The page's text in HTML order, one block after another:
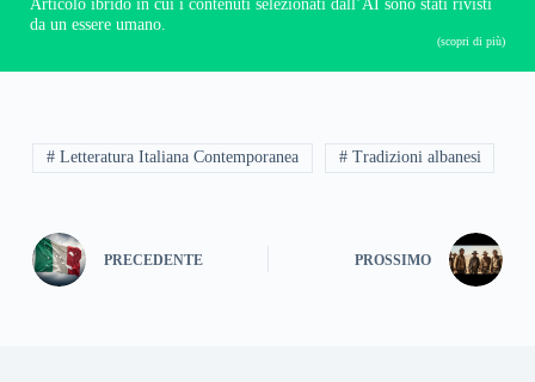
da un essere umano.
(scopri di più)
# Letteratura Italiana Contemporanea # Tradizioni albanesi
PRECEDENTE PROSSIMO